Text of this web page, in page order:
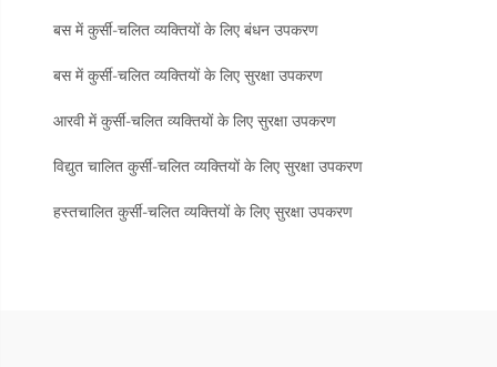
बस में कुर्सी-चलित व्यक्तियों के लिए बंधन उपकरण
बस में कुर्सी-चलित व्यक्तियों के लिए सुरक्षा उपकरण
आरवी में कुर्सी-चलित व्यक्तियों के लिए सुरक्षा उपकरण
विद्युत चालित कुर्सी-चलित व्यक्तियों के लिए सुरक्षा उपकरण
हस्तचालित कुर्सी-चलित व्यक्तियों के लिए सुरक्षा उपकरण